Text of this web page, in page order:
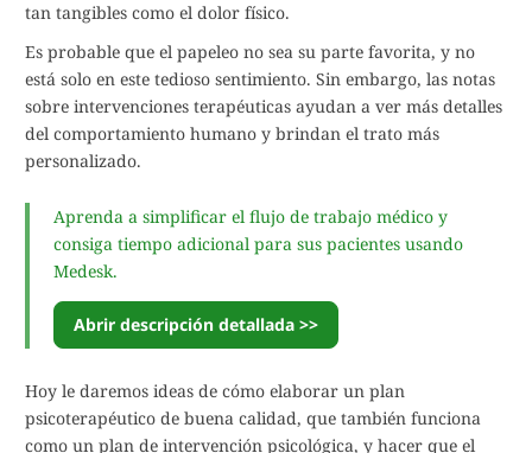
tan tangibles como el dolor físico.
Es probable que el papeleo no sea su parte favorita, y no
está solo en este tedioso sentimiento. Sin embargo, las notas
sobre intervenciones terapéuticas ayudan a ver más detalles
del comportamiento humano y brindan el trato más
personalizado.
Aprenda a simplificar el flujo de trabajo médico y
consiga tiempo adicional para sus pacientes usando
Medesk.
Abrir descripción detallada >>
Hoy le daremos ideas de cómo elaborar un plan
psicoterapéutico de buena calidad, que también funciona
como un plan de intervención psicológica, y hacer que el